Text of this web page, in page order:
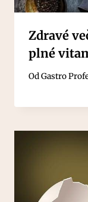
Zdravé
plné
OdGastro